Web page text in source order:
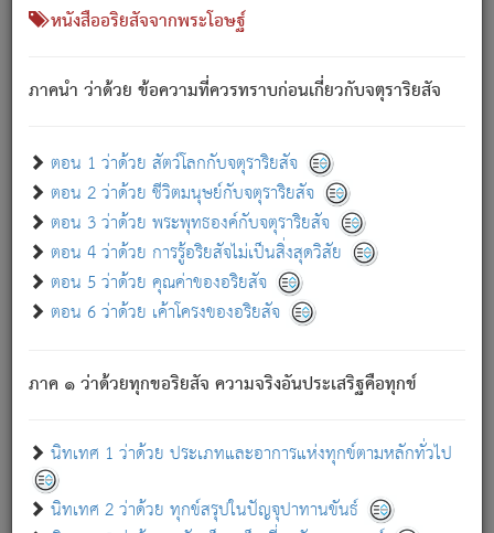
หนังสืออริยสัจจากพระโอษฐ์
ภาคนำ ว่าด้วย ข้อความที่ควรทราบก่อนเกี่ยวกับจตุราริยสัจ
ตอน 1 ว่าด้วย สัตว์โลกกับจตุราริยสัจ
ตอน 2 ว่าด้วย ชีวิตมนุษย์กับจตุราริยสัจ
ตอน 3 ว่าด้วย พระพุทธองค์กับจตุราริยสัจ
ตอน 4 ว่าด้วย การรู้อริยสัจไม่เป็นสิ่งสุดวิสัย
ตอน 5 ว่าด้วย คุณค่าของอริยสัจ
ตอน 6 ว่าด้วย เค้าโครงของอริยสัจ
ภาค ๑ ว่าด้วยทุกขอริยสัจ ความจริงอันประเสริฐคือทุกข์
นิทเทศ 1 ว่าด้วย ประเภทและอาการแห่งทุกข์ตามหลักทั่วไป
นิทเทศ 2 ว่าด้วย ทุกข์สรุปในปัญจุปาทานขันธ์
เขาสำคัญสิ่งใด โดยความเป็นประการใด แต่สิ่งนั้นย่อมเป็น
(ตามที่เป็นจริง) โดยประการอื่นจากที่เขาสำคัญนั้น
สัตว์โลกติดข้องอยู่ในภพ ถูกภพบังหน้าแล้ว มีภพโดยความ
เป็นอย่างอื่น (จากที่มันเป็นอยู่จริง) จึงได้เพลิดเพลินยิ่งนักในภพ
เขาเพลิดเพลินยิ่งนักในสิ่งใด สิ่งนั้นเป็นภัย (ที่เขาไม่รู้จัก)
เขากลัวต่อสิ่งใดสิ่งนั้นเป็นทุกข์
พรหมจรรย์นี้ อันบุคคลย่อมประพฤติ ก็เพื่อการละขาดซึ่ง
ภพ.
สมณะหรือพราหมณ์เหล่าใด กล่าวความหลุดพ้นจากภพว่า
มีได้เพราะภพ เรากล่าวว่า สมณะหรือพราหมณ์ทั้งปวงนั้น
มิใช่ผู้หลดพ้นจากภพ.
ภพ ว่ามีได้เพราะวิภพ[2]: เรากล่าวว่า สมณะหรือพราหมณ์ทั้ง
ปวงนั้น ก็ยังสลัดภพออกไปไม่ได้.
ก็ทุกข์นี้มีขึ้น เพราะอาศัยซึ่งอุปธิทั้งปวง.
เพราะความสิ้นไปแห่งอุปาทานทั้งปวง ความเกิดขึ้นแห่ง
ทุกข์จึงไม่มี.